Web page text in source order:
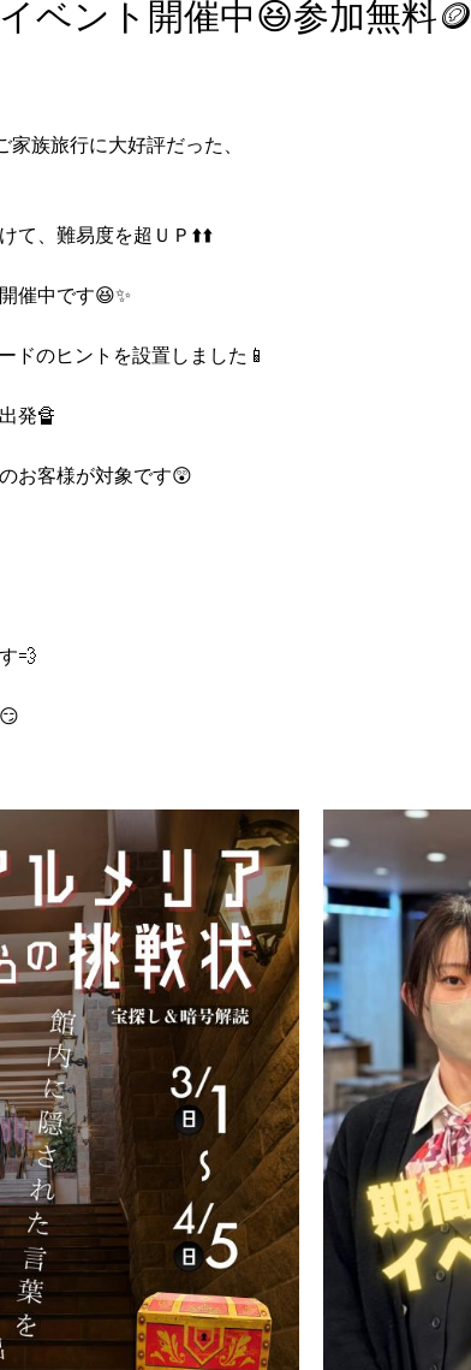
ベント開催中😆参加無料🪙
族旅行に大好評だった、
て、難易度を超ＵＰ⬆️⬆️
催中です😆✨
ドのヒントを設置しました📱
発🔏
お客様が対象です😲
💨